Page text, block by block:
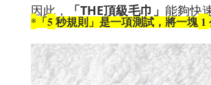
因此，
「THE頂級毛巾 」 能夠快
* 「 5 秒規則」是一項測試，將一塊 1